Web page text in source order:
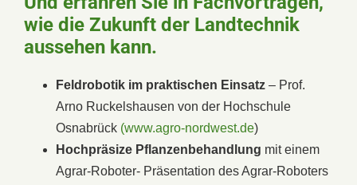
wie die Zukunft der Landtechnik
aussehen kann.
Feldrobotik im praktischen Einsatz – Prof.
Arno Ruckelshausen von der Hochschule
Osnabrück (www.agro-nordwest.de)
Hochpräsize Pflanzenbehandlung mit einem
Agrar-Roboter- Präsentation des Agrar-Roboters